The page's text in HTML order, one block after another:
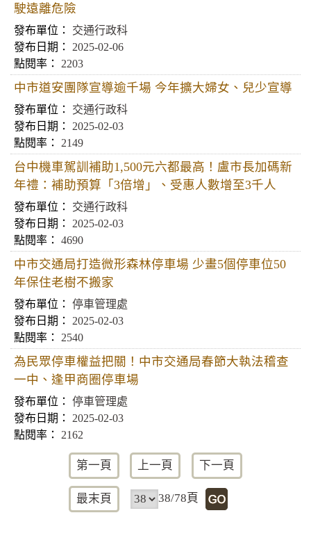
駛遠離危險
交通行政科
2025-02-06
2203
中市道安團隊宣導逾千場 今年擴大婦女、兒少宣導
交通行政科
2025-02-03
2149
台中機車駕訓補助1,500元六都最高！盧市長加碼新
年禮：補助預算「3倍增」、受惠人數增至3千人
交通行政科
2025-02-03
4690
中市交通局打造微形森林停車場 少畫5個停車位50
年保住老樹不搬家
停車管理處
2025-02-03
2540
為民眾停車權益把關！中市交通局春節大執法稽查
一中、逢甲商圈停車場
停車管理處
2025-02-03
2162
第一頁 上一頁 下一頁
最末頁 38/78頁